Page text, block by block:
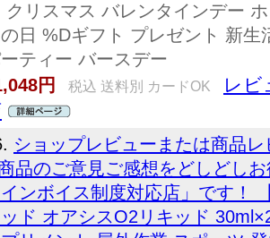
クリスマス バレンタインデー
の日 %Dギフト プレゼント 新
ティー バースデー
円
税込 送料別 カードOK
レビ
ショップレビューまたは商品
品のご意見ご感想をどしどし
インボイス制度対応店」です！
ド オアシスO2リキッド